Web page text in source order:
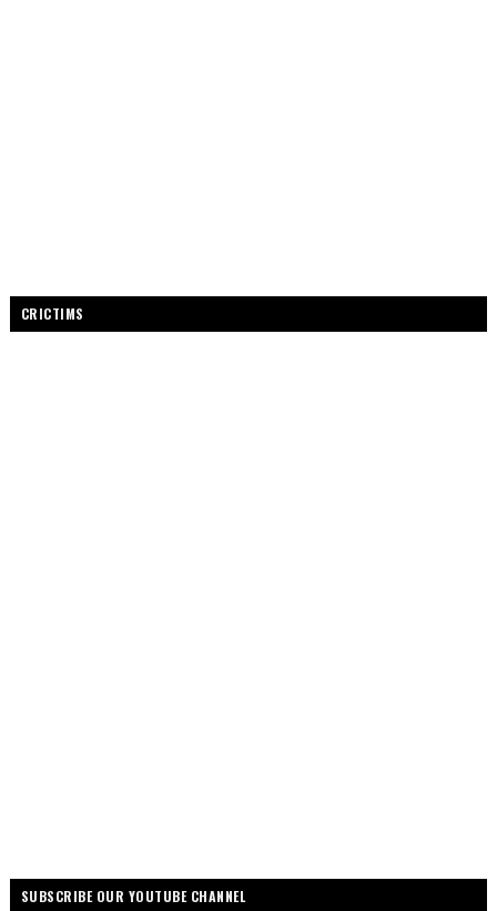
CRICTIMS
SUBSCRIBE OUR YOUTUBE CHANNEL